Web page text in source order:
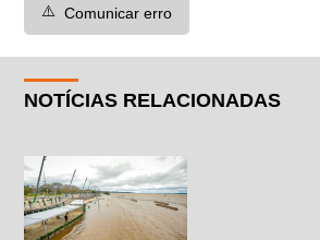
⚠️ Comunicar erro
NOTÍCIAS RELACIONADAS